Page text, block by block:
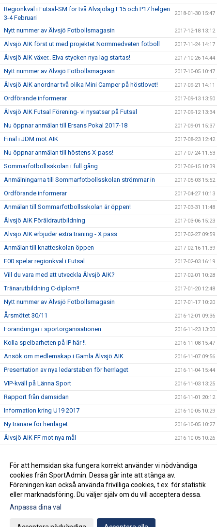
Regionkval i Futsal-SM för två Älvsjölag F15 och P17 helgen
3-4 Februari
2018-01-30 15:47
Nytt nummer av Älvsjö Fotbollsmagasin 2017-12-18 13:12
Älvsjö AIK först ut med projektet Normmedveten fotboll 2017-11-24 14:17
Älvsjö AIK växer.. Elva stycken nya lag startas! 2017-10-26 14:44
Nytt nummer av Älvsjö Fotbollsmagasin 2017-10-05 10:47
Älvsjö AIK anordnar två olika Mini Camper på höstlovet! 2017-09-21 14:11
Ordförande informerar 2017-09-13 13:50
Älvsjö AIK Futsal Förening- vi nysatsar på Futsal 2017-09-12 13:34
Nu öppnar anmälan till Ersans Pokal 2017-18 2017-09-01 15:37
Final i JDM mot AIK 2017-08-23 12:42
Nu öppnar anmälan till höstens X-pass! 2017-07-24 11:53
Sommarfotbollsskolan i full gång 2017-06-15 10:39
Anmälningarna till Sommarfotbollsskolan strömmar in 2017-05-03 15:52
Ordförande informerar 2017-04-27 10:13
Anmälan till Sommarfotbollsskolan är öppen! 2017-03-31 11:48
Älvsjö AIK Föräldrautbildning 2017-03-06 15:23
Älvsjö AIK erbjuder extra träning - X pass 2017-02-27 09:59
Anmälan till knatteskolan öppen 2017-02-16 11:39
F00 spelar regionkval i Futsal 2017-02-03 16:19
Vill du vara med att utveckla Älvsjö AIK? 2017-02-01 10:28
Tränarutbildning C-diplom!! 2017-01-20 12:48
Nytt nummer av Älvsjö Fotbollsmagasin 2017-01-17 10:20
Årsmötet 30/11 2016-12-01 09:36
Förändringar i sportorganisationen 2016-11-23 13:00
Kolla spelbarheten på IP här !! 2016-11-08 15:47
Ansök om medlemskap i Gamla Älvsjö AIK 2016-11-07 09:56
Presentation av nya ledarstaben för herrlaget 2016-11-04 15:44
VIP-kväll på Länna Sport 2016-11-03 13:25
Rapport från damsidan 2016-11-01 20:12
Information kring U19 2017 2016-10-05 10:29
Ny tränare för herrlaget 2016-10-05 10:27
Älvsjö AIK FF mot nya mål 2016-10-05 10:26
Santis Summer Cup 2016-08-31 09:41
Välkomna tillbaka efter sommaruppehållet 2016-08-31 09:39
Gå till Webbversion
För att hemsidan ska fungera korrekt använder vi nödvändiga
cookies från SportAdmin. Dessa går inte att stänga av.
Föreningen kan också använda frivilliga cookies, t.ex. för statistik
eller marknadsföring. Du väljer själv om du vill acceptera dessa.
Anpassa dina val